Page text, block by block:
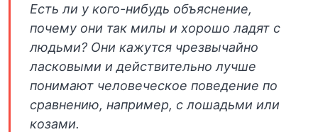
Есть ли у кого-нибудь объяснение,
почему они так милы и хорошо ладят с
людьми? Они кажутся чрезвычайно
ласковыми и действительно лучше
понимают человеческое поведение по
сравнению, например, с лошадьми или
козами.